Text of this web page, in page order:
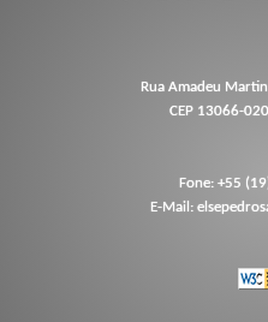
Rua Amadeu
CEP 13066-
Fone: +55
E-Mail: